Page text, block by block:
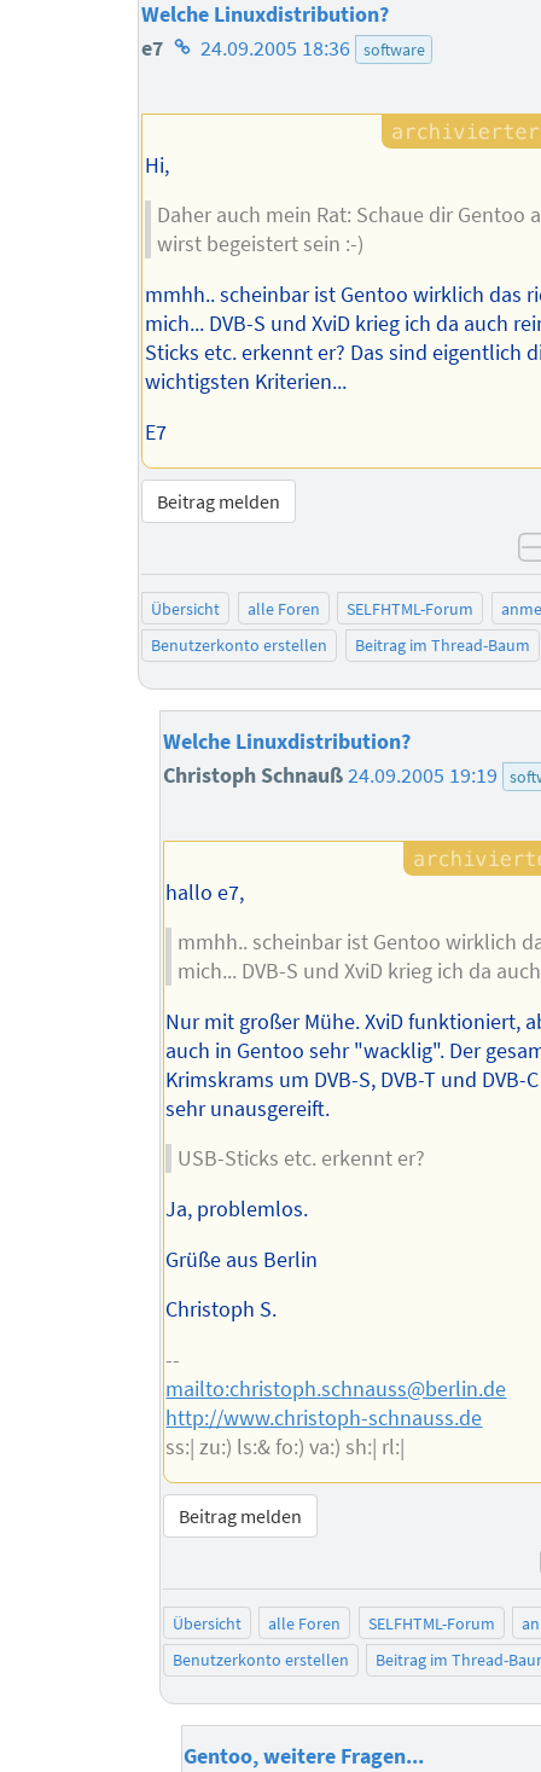
Welche Linuxdistribution?
e7 Homepage
Autors
24.09.2005 18:36 software
Hi,
Daher auch mein Rat: Schaue dir Gentoo
wirst begeistert sein :-)
mmhh.. scheinbar ist Gentoo wirklich das
mich... DVB-S und XviD krieg ich da auch
Sticks etc. erkennt er? Das sind eigentlich
wichtigsten Kriterien...
E7
Beitrag melden
Übersicht alle Foren SELFHTML-Forum
Benutzerkonto erstellen
Beitrag im Thread-Baum
Welche Linuxdistribution?
Christoph Schnauß24.09.2005 19:19
hallo e7,
mmhh.. scheinbar ist Gentoo wirklich
mich... DVB-S und XviD krieg ich da
Nur mit großer Mühe. XviD funktioniert,
auch in Gentoo sehr "wacklig". Der
Krimskrams um DVB-S, DVB-T und DVB-
sehr unausgereift.
USB-Sticks etc. erkennt er?
Ja, problemlos.
Grüße aus Berlin
Christoph S.
--
mailto:christoph.schnauss@berlin.de
http://www.christoph-schnauss.de
ss:| zu:) ls:& fo:) va:) sh:| rl:|
Beitrag melden
Übersicht alle Foren SELFHTML-Forum
Benutzerkonto erstellen
Beitrag im Thread-
Gentoo, weitere Fragen...